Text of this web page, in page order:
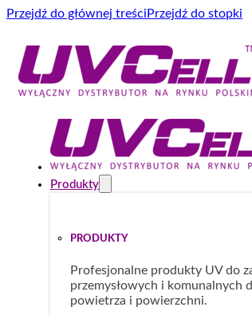
Przejdź do głównej treści Przejdź do stopki
Produkty
PRODUKTY
Profesjonalne produkty UV do
przemysłowych i komunalnych
powietrza i powierzchni.